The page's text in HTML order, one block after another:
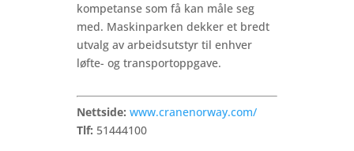
kompetanse som få kan måle seg
med. Maskinparken dekker et bredt
utvalg av arbeidsutstyr til enhver
løfte- og transportoppgave.
Nettside: www.cranenorway.com/
Tlf: 51444100